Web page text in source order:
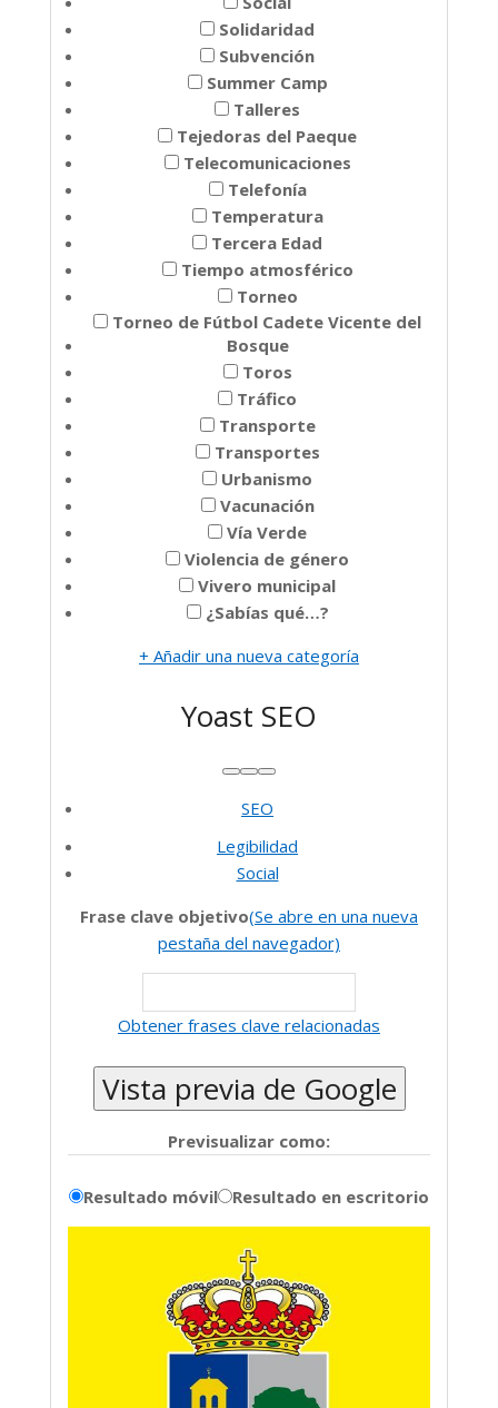
Solidaridad
Subvención
Summer Camp
Talleres
Tejedoras del Paeque
Telecomunicaciones
Telefonía
Temperatura
Tercera Edad
Tiempo atmosférico
Torneo
Torneo de Fútbol Cadete Vicente del
Bosque
Toros
Tráfico
Transporte
Transportes
Urbanismo
Vacunación
Vía Verde
Violencia de género
Vivero municipal
¿Sabías qué…?
+ Añadir una nueva categoría
Yoast SEO
panel:
Yoast
SEO
SEO
Legibilidad
Social
Frase clave objetivoAyuda
para
elegir
frase
objetivo
perfecta
(Se abre en una nueva
pestaña del navegador)
Obtener frases clave relacionadas
en
una
ventana
navegador)
Vista previa de Google
Previsualizar como:
Resultado móvil
Resultado en escritorio
previa
de
la
URL: